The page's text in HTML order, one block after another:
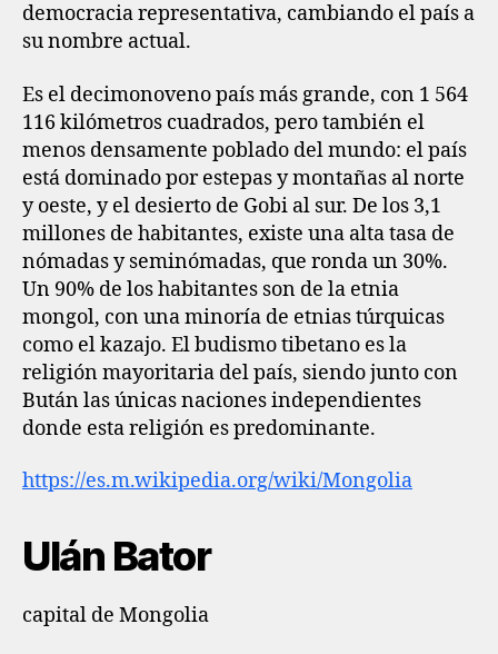
democracia representativa, cambiando el país a
su nombre actual.
Es el decimonoveno país más grande, con 1 564
116 kilómetros cuadrados,​ pero también el
menos densamente poblado del mundo: el país
está dominado por estepas y montañas al norte
y oeste, y el desierto de Gobi al sur. De los 3,1
millones de habitantes, existe una alta tasa de
nómadas y seminómadas, que ronda un 30%.
Un 90% de los habitantes son de la etnia
mongol, con una minoría de etnias túrquicas
como el kazajo. El budismo tibetano es la
religión mayoritaria del país, siendo junto con
Bután las únicas naciones independientes
donde esta religión es predominante.
https://es.m.wikipedia.org/wiki/Mongolia
Ulán Bator
capital de Mongolia